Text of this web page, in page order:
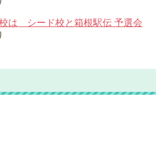
は シード校と箱根駅伝 予選会